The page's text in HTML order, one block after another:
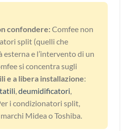
confondere:Comfee non
split (quelli che
esterna e l’intervento di un
si concentra sugli
e a libera installazione:
,deumidificatori,
i condizionatori split,
Midea o Toshiba.